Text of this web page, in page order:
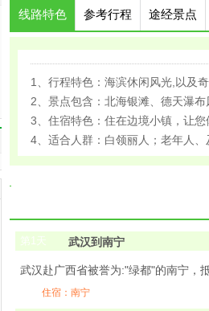
线路特色 参考行程 途经景点
1、行程特色：海滨休闲风光,以及
2、景点包含：北海银滩、德天瀑
3、住宿特色：住在边境小镇，让
4、适合人群：白领丽人；老年人、
第1天 武汉到南宁
武汉赴广西省被誉为:"绿都"的南宁，
住宿：南宁